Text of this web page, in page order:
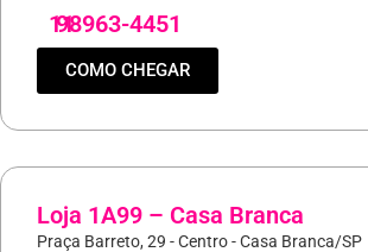
11
98963-4451
COMO CHEGAR
Loja 1A99 – Casa Branca
Praça Barreto, 29 - Centro - Casa Branca/SP